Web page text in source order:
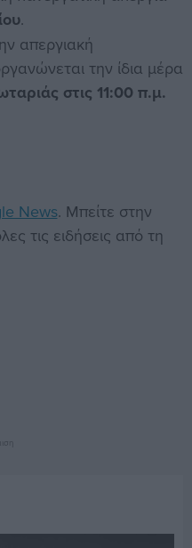
.
απεργιακή
την ίδια μέρα
στις 11:00 π.μ.
News. Μπείτε στην
τις ειδήσεις από τη